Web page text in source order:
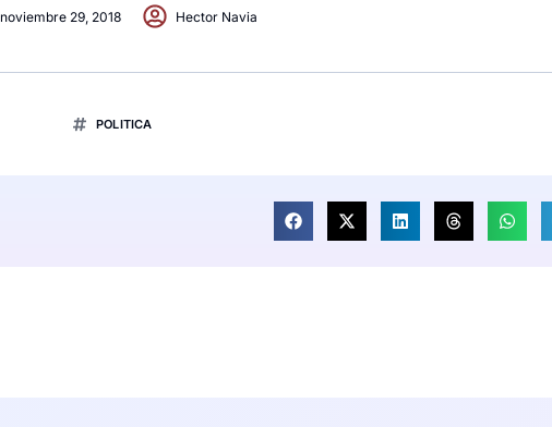
noviembre 29, 2018 Hector Navia
POLITICA